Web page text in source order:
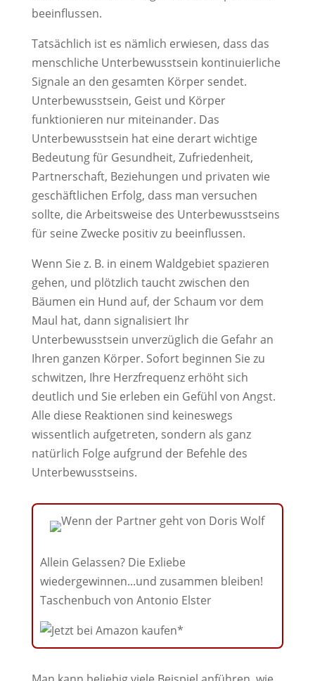
beeinflussen.
Tatsächlich ist es nämlich erwiesen, dass das
menschliche Unterbewusstsein kontinuierliche
Signale an den gesamten Körper sendet.
Unterbewusstsein, Geist und Körper
funktionieren nur miteinander. Das
Unterbewusstsein hat eine derart wichtige
Bedeutung für Gesundheit, Zufriedenheit,
Partnerschaft, Beziehungen und privaten wie
geschäftlichen Erfolg, dass man versuchen
sollte, die Arbeitsweise des Unterbewusstseins
für seine Zwecke positiv zu beeinflussen.
Wenn Sie z. B. in einem Waldgebiet spazieren
gehen, und plötzlich taucht zwischen den
Bäumen ein Hund auf, der Schaum vor dem
Maul hat, dann signalisiert Ihr
Unterbewusstsein unverzüglich die Gefahr an
Ihren ganzen Körper. Sofort beginnen Sie zu
schwitzen, Ihre Herzfrequenz erhöht sich
deutlich und Sie erleben ein Gefühl von Angst.
Alle diese Reaktionen sind keineswegs
wissentlich aufgetreten, sondern als ganz
natürlich Folge aufgrund der Befehle des
Unterbewusstseins.
Allein Gelassen? Die Exliebe
wiedergewinnen...und zusammen bleiben!
Taschenbuch von Antonio Elster